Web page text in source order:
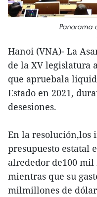
Panorama
Hanoi (VNA)- La
de la XV legislatura
que apruebala
Estado en 2021,
desesiones.
En la resolución,los
presupuesto estatal
alrededor de100
mientras que su
milmillones de